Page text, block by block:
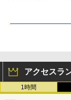
アクセスラ
1時間